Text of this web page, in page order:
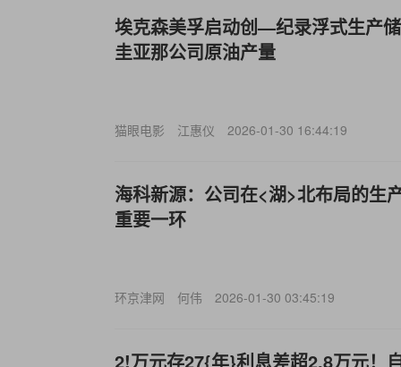
埃克森美孚启动创—纪录浮式生产
圭亚那公司原油产量
猫眼电影 江惠仪 2026-01-30 16:44:19
海科新源：公司在<湖>北布局的生
重要一环
环京津网 何伟 2026-01-30 03:45:19
2!万元存27{年}利息差超2.8万元！